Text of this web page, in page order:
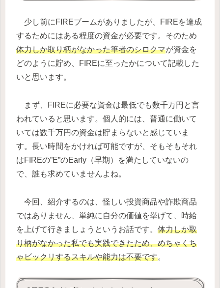
少し前にFIREブームがありましたが、FIREを達成
するためにはある程度の資金が必要です。そのため
体力しか取り柄がなかった筆者のシロクマが資金を
どのように貯め、FIREに至ったかについて記載した
いと思います。
まず、FIREに必要な資金は最低でも数千万円と言
われていると思います。個人的には、普通に働いて
いては数千万円の資金は貯まらないと感じていま
す。長い時間をかければ可能ですが、そもそもそれ
はFIREの”E”のEarly（早期）を満たしていないの
で、誰も求めていませんよね。
今回、紹介するのは、怪しい投資商品や詐欺商品
ではありません、単純に自分の価値を挙げて、時給
を上げて行きましょうというお話です。 体力しか取
り柄がなかった私でも実践できたため、めちゃくち
ゃビックリするスキルや能力は不要です。